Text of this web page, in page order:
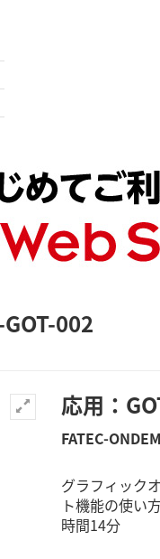
002
応用：
FATEC-
グラフィック
ト機能の使い
時間14分